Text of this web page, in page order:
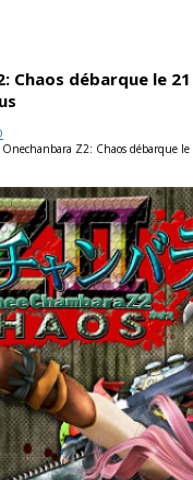
Chaos débarque le
Onechanbara Z2: Chaos débarque